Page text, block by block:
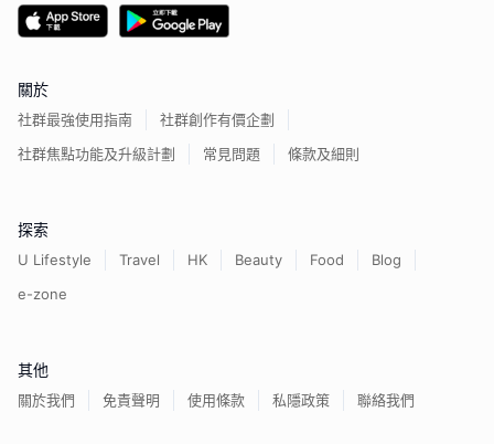
關於
社群最強使用指南
社群創作有價企劃
社群焦點功能及升級計劃
常見問題 條款及細則
探索
U Lifestyle Travel HK Beauty Food
Blog
e-zone
其他
關於我們 免責聲明 使用條款 私隱政策 聯絡我們